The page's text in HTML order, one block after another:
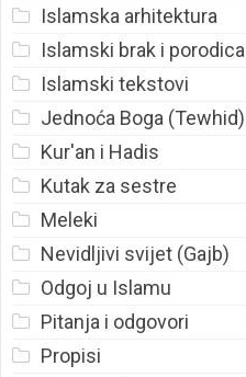
Islamska arhitektura
Islamski brak i porodica
Islamski tekstovi
Jednoća Boga (Tewhid)
Kur'an i Hadis
Kutak za sestre
Meleki
Nevidljivi svijet (Gajb)
Odgoj u Islamu
Pitanja i odgovori
Propisi